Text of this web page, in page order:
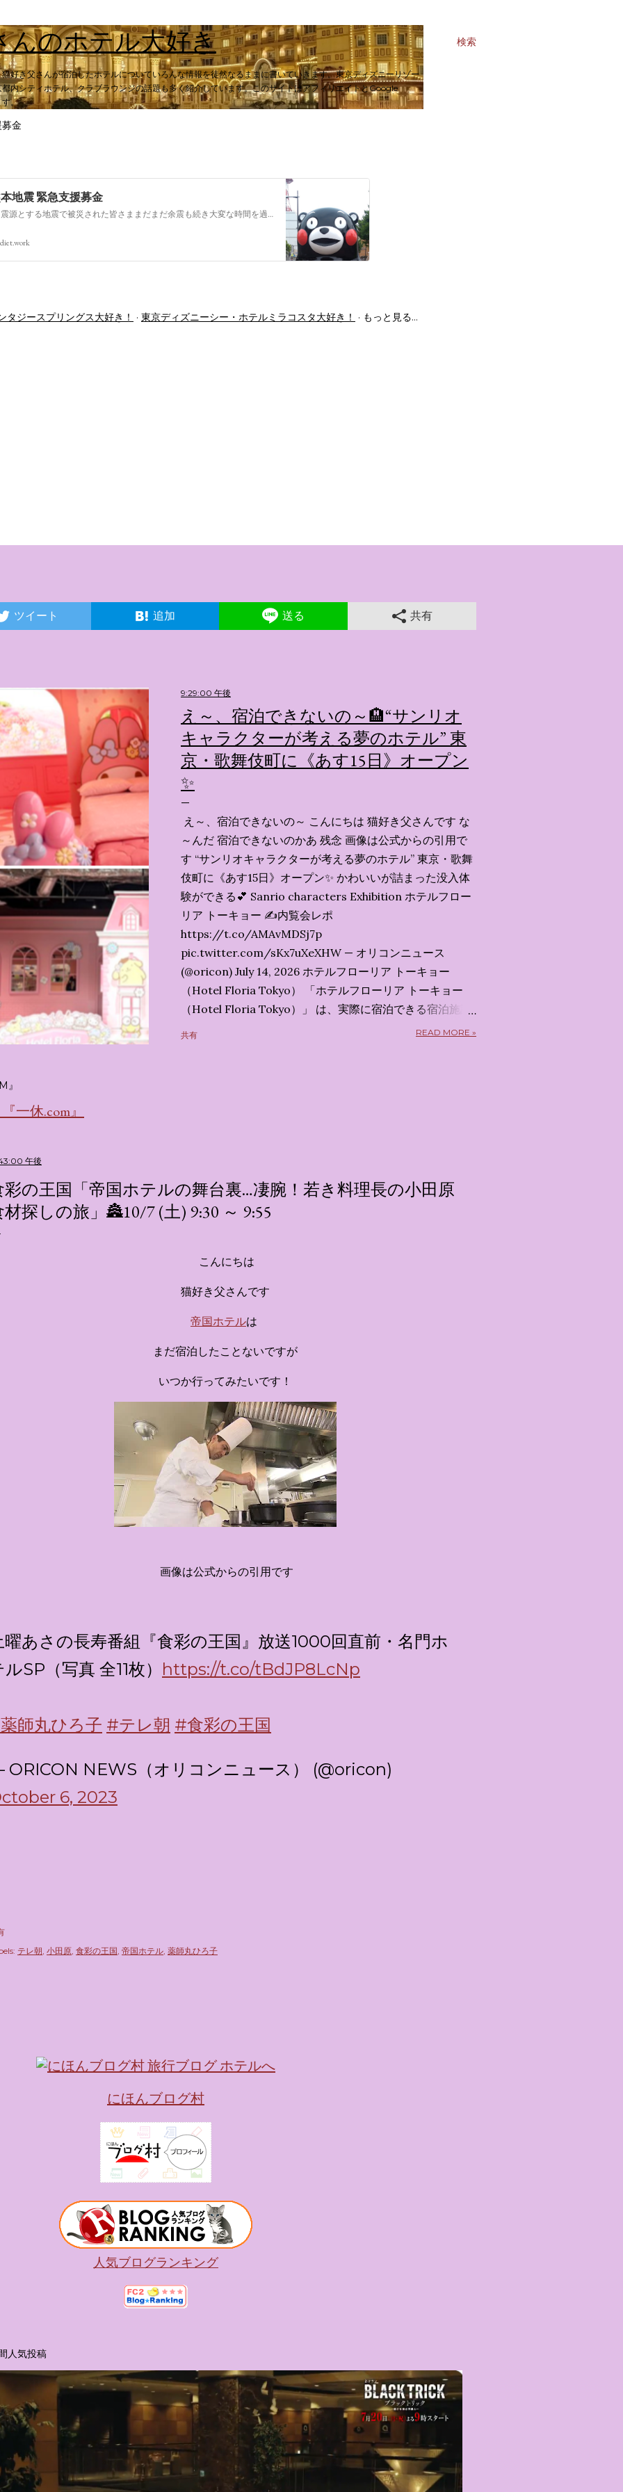
検索
んのホテル大好き
好き父さんが宿泊したホテルについていろんな情報を徒然なるままに書いていきます。東京ディズニーリゾー
内シティホテル、クラブラウンジの話題も多く紹介しています。このサイトはアフィリエイトとGoogle
す。
金
地震 緊急支援募金
今回の熊本を震源とする地震で被災された皆さままだまだ余震も続き大変な時間を過ごされていると思います。心よりお見舞い申し上げます
タジースプリングス大好き！ 東京ディズニーシー・ホテルミラコスタ大好き！ もっと見る…
ツイート 追加 送る 共有
9:29:00 午後
え～、宿泊できないの～🏨“サンリオ
キャラクターが考える夢のホテル” 東
京・歌舞伎町に《あす15日》オープン
✨️
え～、宿泊できないの～ こんにちは 猫好き父さんです な
～んだ 宿泊できないのかあ 残念 画像は公式からの引用で
す “サンリオキャラクターが考える夢のホテル” 東京・歌舞
伎町に《あす15日》オープン✨️ かわいいが詰まった没入体
験ができる💕 Sanrio characters Exhibition ホテルフロー
リア トーキョー ✍️内覧会レポ
https://t.co/AMAvMDSj7p
pic.twitter.com/sKx7uXeXHW — オリコンニュース
(@oricon) July 14, 2026 ホテルフローリア トーキョー
（Hotel Floria Tokyo） 「ホテルフローリア トーキョー
（Hotel Floria Tokyo）」 は、実際に宿泊できる宿泊施設
ではなく、2026年7月15日から東京・新宿でスタートする
キャラが考える夢のホテル」 デジタルメディア技術で世界
的に知られるクリエイティブプロダクション「d'strict」が
手掛けており、五感を刺激する美しいデジタルアートとス
かなエントランスロビーでルームキーを受け取り、まるで
ホテルに滞在するかのような没入感を味わいながら進んで
迎えてくれます。 幻想的な共有スペース ：きらめく光に満
ちたガーデンや、美しいボールルーム（舞踏会）、さらに
の隣に座れるエリア）など、写真映え間違いなしの空間が
広がります。 🛌 2. 個性あふれる「9つの客室（テーマルー
ム）」 イベントの目玉となるのが、サンリオの人気キャラ
クターたちがそれぞれの“好き”や理想を詰め込んでデザイ
ンした客室のエリアです。 ハローキティ...
共有 READ MORE »
』
一休.com』
午後
彩の王国「帝国ホテルの舞台裏…凄腕！若き料理長の小田原
材探しの旅」🏯10/7 (土) 9:30 ～ 9:55
こんにちは
猫好き父さんです
帝国ホテルは
まだ宿泊したことないですが
いつか行ってみたいです！
画像は公式からの引用です
曜あさの長寿番組『食彩の王国』放送1000回直前・名門ホ
SP（写真 全11枚） https://t.co/tBdJP8LcNp
師丸ひろ子 #テレ朝 #食彩の王国
NEWS（オリコンニュース） (@oricon)
6, 2023
テレ朝 小田原 食彩の王国 帝国ホテル 薬師丸ひろ子
にほんブログ村
人気ブログランキング
人気投稿